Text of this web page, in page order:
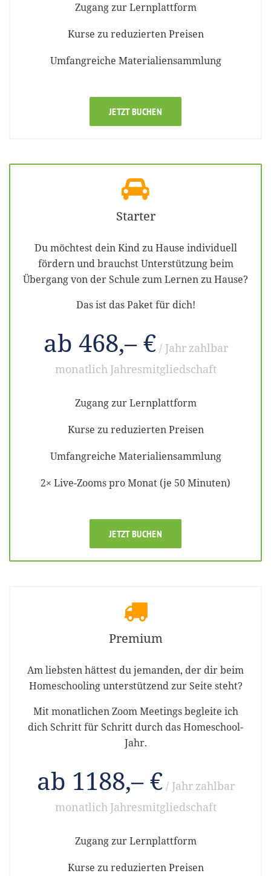
Zugang zur Lernplattform
Kurse zu reduzierten Preisen
Umfangreiche Materialiensammlung
JETZT BUCHEN
Starter
Du möchtest dein Kind zu Hause individuell
fördern und brauchst Unterstützung beim
Übergang von der Schule zum Lernen zu Hause?
Das ist das Paket für dich!
ab 468,– € / Jahr zahlbar
monatlich Jahresmitgliedschaft
Zugang zur Lernplattform
Kurse zu reduzierten Preisen
Umfangreiche Materialiensammlung
2× Live-Zooms pro Monat (je 50 Minuten)
JETZT BUCHEN
Premium
Am liebsten hättest du jemanden, der dir beim
Homeschooling unterstützend zur Seite steht?
Mit monatlichen Zoom Meetings begleite ich
dich Schritt für Schritt durch das Homeschool-
Jahr.
ab 1188,– € / Jahr zahlbar
monatlich Jahresmitgliedschaft
Zugang zur Lernplattform
Kurse zu reduzierten Preisen